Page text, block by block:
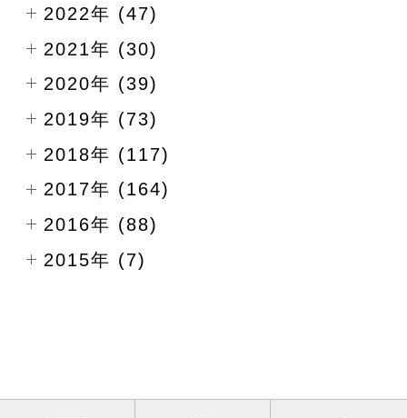
2022年 (47)
2021年 (30)
2020年 (39)
2019年 (73)
2018年 (117)
2017年 (164)
2016年 (88)
2015年 (7)